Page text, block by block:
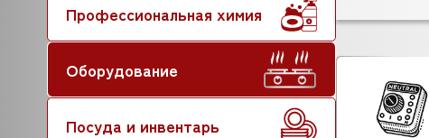
Профессиональная химия
Оборудование
Посуда и инвентарь